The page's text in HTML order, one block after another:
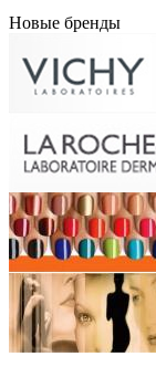
Новые бренды